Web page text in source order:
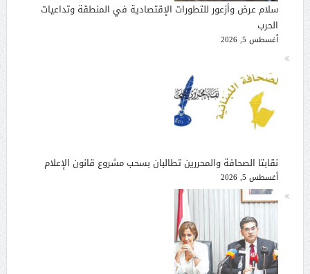
سلام عرض وأزعور للتطورات الإقتصادية في المنطقة وتداعيات
الحرب
أغسطس 5, 2026
نقابتا الصحافة والمحررين تطالبان بسحب مشروع قانون الإعلام
أغسطس 5, 2026